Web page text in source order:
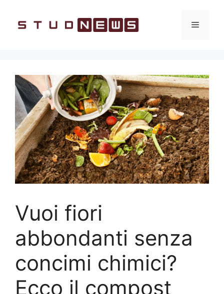
contenuto
Menu
Vuoi fiori
abbondanti senza
concimi chimici?
Ecco il compost